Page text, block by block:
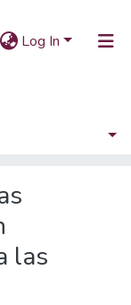
Log In
las